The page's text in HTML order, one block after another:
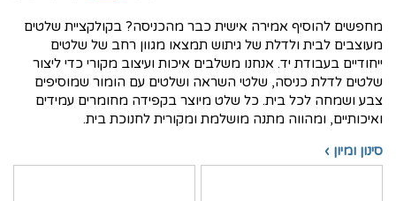
מחפשים להוסיף אמירה אישית כבר מהכניסה? בקולקציית שלטים
מעוצבים לבית ולדלת של גיתוש תמצאו מגוון רחב של שלטים
ייחודיים בעבודת יד. אנחנו משלבים איכות ועיצוב מקורי כדי ליצור
שלטים לדלת כניסה, שלטי השראה ושלטים עם הומור שמוסיפים
צבע ושמחה לכל בית. כל שלט מיוצר בקפידה מחומרים עמידים
ואיכותיים, ומהווה מתנה מושלמת ומקורית לחנוכת בית.
סינון ומיון ›